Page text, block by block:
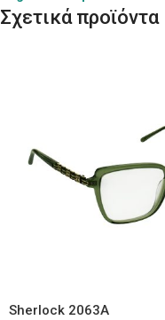
Σχετικά προϊόντα
Sherlock 2063A